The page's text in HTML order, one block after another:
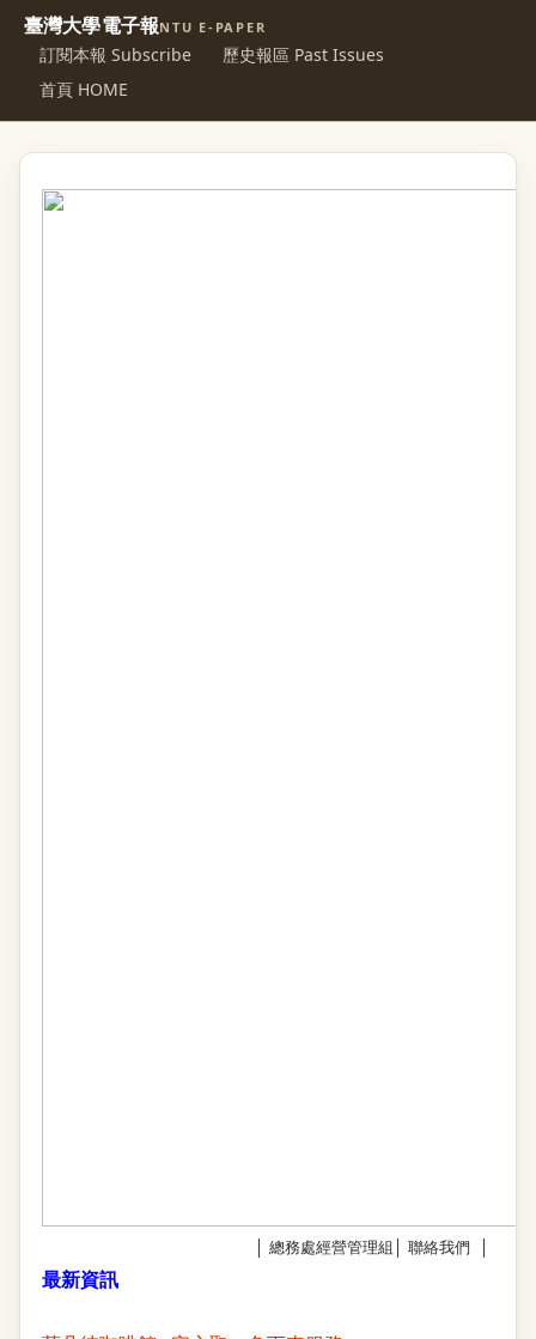
臺灣大學電子報NTU E-PAPER
訂閱本報 Subscribe
歷史報區 Past Issues
首頁 HOME
總務處經營管理組 聯絡我們
最新資訊